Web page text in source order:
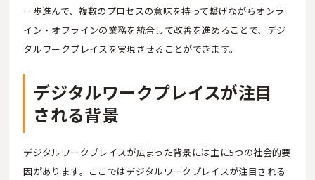
一歩進んで、複数のプロセスの意味を持って繋げながらオンラ
イン・オフラインの業務を統合して改善を進めることで、デジ
タルワークプレイスを実現させることができます。
デジタルワークプレイスが注目
される背景
デジタルワークプレイスが広まった背景には主に5つの社会的要
因があります。ここではデジタルワークプレイスが注目される